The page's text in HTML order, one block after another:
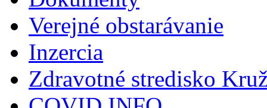
Verejné obstarávanie
Inzercia
Zdravotné stredisko